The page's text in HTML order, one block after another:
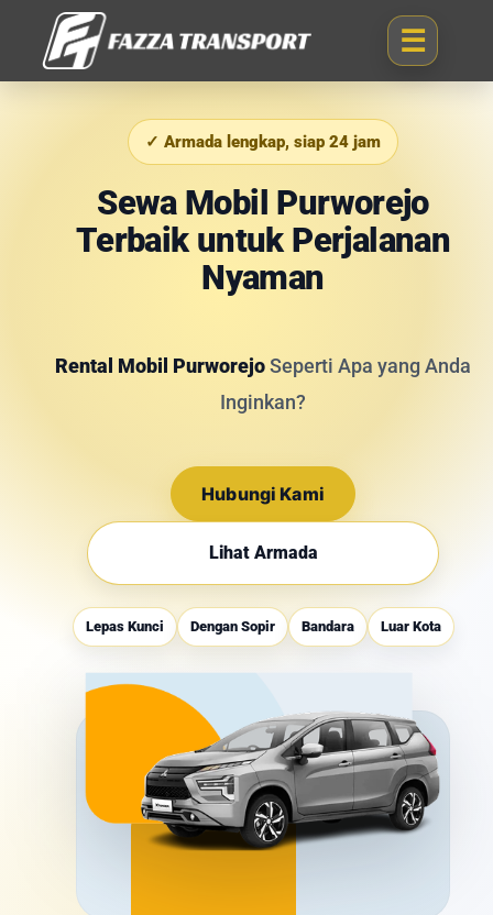
✓ Armada lengkap, siap 24 jam
Sewa Mobil Purworejo
Terbaik untuk Perjalanan
Nyaman
Rental Mobil PurworejoSeperti Apa yang Anda
Inginkan?
Hubungi Kami
Lihat Armada
Lepas Kunci Dengan Sopir Bandara Luar Kota